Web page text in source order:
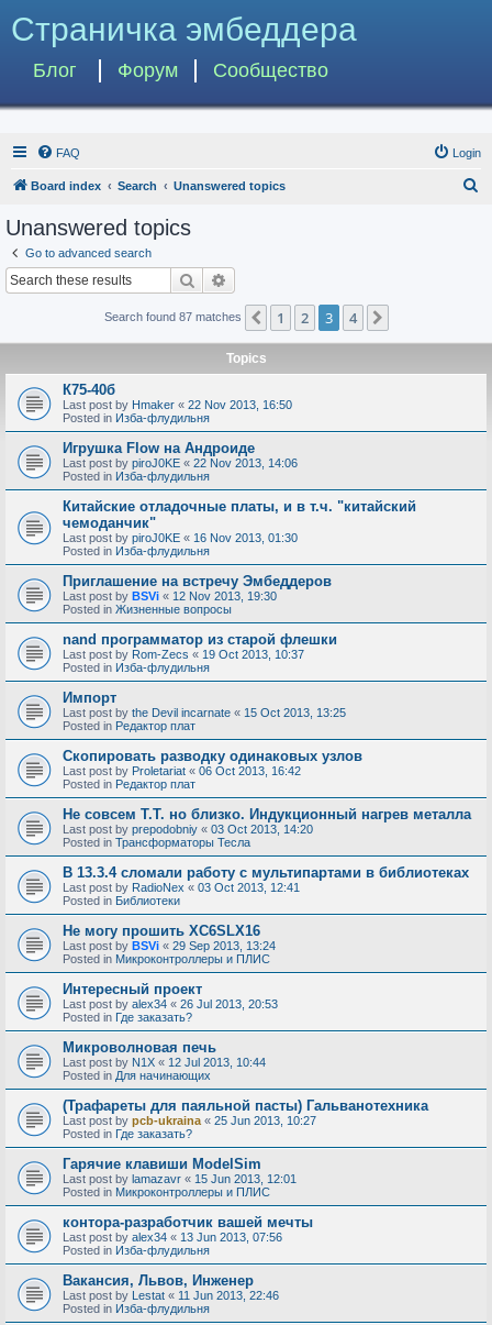
Страничка эмбеддера
Блог Форум Сообщество
FAQ Login
Board index Search Unanswered topics
Unanswered topics
Go to advanced search
Search
Search found 87 matches Previous
1 2 3 4
Topics
К75-40б
Last post by Hmaker « 22 Nov 2013, 16:50
Posted in Изба-флудильня
Игрушка Flow на Андроиде
Last post by piroJ0KE « 22 Nov 2013, 14:06
Posted in Изба-флудильня
Китайские отладочные платы, и в т.ч. "китайский
чемоданчик"
Last post by piroJ0KE « 16 Nov 2013, 01:30
Posted in Изба-флудильня
Приглашение на встречу Эмбеддеров
Last post by BSVi « 12 Nov 2013, 19:30
Posted in Жизненные вопросы
nand программатор из старой флешки
Last post by Rom-Zecs « 19 Oct 2013, 10:37
Posted in Изба-флудильня
Импорт
Last post by the Devil incarnate « 15 Oct 2013, 13:25
Posted in Редактор плат
Скопировать разводку одинаковых узлов
Last post by Proletariat « 06 Oct 2013, 16:42
Posted in Редактор плат
Не совсем Т.Т. но близко. Индукционный нагрев металла
Last post by prepodobniy « 03 Oct 2013, 14:20
Posted in Трансформаторы Тесла
В 13.3.4 сломали работу с мультипартами в библиотеках
Last post by RadioNex « 03 Oct 2013, 12:41
Posted in Библиотеки
Не могу прошить XC6SLX16
Last post by BSVi « 29 Sep 2013, 13:24
Posted in Микроконтроллеры и ПЛИС
Интересный проект
Last post by alex34 « 26 Jul 2013, 20:53
Posted in Где заказать?
Микроволновая печь
Last post by N1X « 12 Jul 2013, 10:44
Posted in Для начинающих
(Трафареты для паяльной пасты) Гальванотехника
Last post by pcb-ukraina « 25 Jun 2013, 10:27
Posted in Где заказать?
Гарячие клавиши ModelSim
Last post by lamazavr « 15 Jun 2013, 12:01
Posted in Микроконтроллеры и ПЛИС
контора-разработчик вашей мечты
Last post by alex34 « 13 Jun 2013, 07:56
Posted in Изба-флудильня
Вакансия, Львов, Инженер
Last post by Lestat « 11 Jun 2013, 22:46
Posted in Изба-флудильня